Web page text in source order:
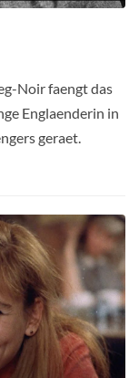
Noir faengt das
Englaenderin in
geraet.